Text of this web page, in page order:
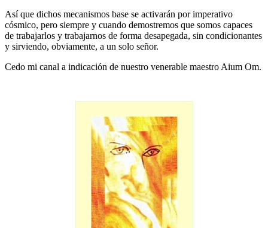
Así que dichos mecanismos base se activarán por imperativo
cósmico, pero siempre y cuando demostremos que somos capaces
de trabajarlos y trabajarnos de forma desapegada, sin condicionantes
y sirviendo, obviamente, a un solo señor.
Cedo mi canal a indicación de nuestro venerable maestro Aium Om.